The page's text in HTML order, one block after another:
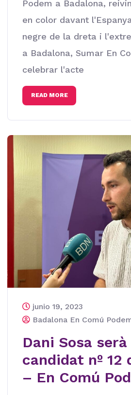
Podem a Badalona,
en color davant
negre de la dreta i
a Badalona, Sumar En
celebrar l'acte
READ MORE
junio 19, 2023
Badalona En Comú
Dani Sosa serà
candidat nº 12
– En Comú